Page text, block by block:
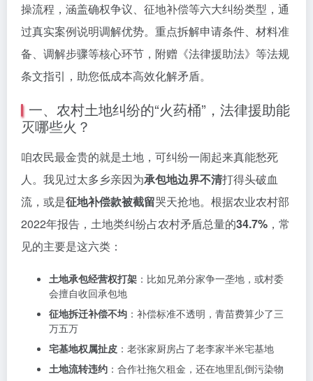
操流程，涵盖确权争议、征地补偿等六大纠纷类型，通
过真实案例说明调解优势。重点拆解申请条件、材料准
备、调解步骤等核心环节，附赠《法律援助法》等法规
条文指引，助您低成本高效化解矛盾。
一、农村土地纠纷的“火药桶”，法律援助能
灭哪些火？
咱农民最金贵的就是土地，可纠纷一闹起来真能愁死
人。我见过太多乡亲因为承包地边界不清打得头破血
流，或是征地补偿款被截留哭天抢地。根据农业农村部
2022年报告，土地类纠纷占农村矛盾总量的34.7% ，常
见的主要是这六类：
土地承包经营权打架 ：比如兄弟分家争一垄地，或村委
会擅自收回承包地
征地拆迁补偿不均 ：补偿标准不透明，青苗费算少了三
万五万
宅基地权属扯皮 ：老张家厨房占了老李家半米宅基地
土地流转违约 ：合作社拖欠租金，还在地里乱倒污染物